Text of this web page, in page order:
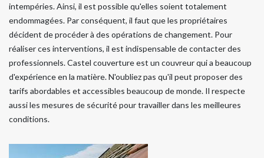
intempéries. Ainsi, il est possible qu'elles soient totalement
endommagées. Par conséquent, il faut que les propriétaires
décident de procéder à des opérations de changement. Pour
réaliser ces interventions, il est indispensable de contacter des
professionnels. Castel couverture est un couvreur qui a beaucoup
d'expérience en la matière. N'oubliez pas qu'il peut proposer des
tarifs abordables et accessibles beaucoup de monde. Il respecte
aussi les mesures de sécurité pour travailler dans les meilleures
conditions.